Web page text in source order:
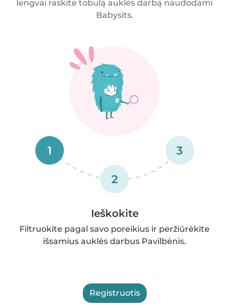
lengvai raskite tobulą auklės darbą naudodami
Babysits.
1
2
3
Ieškokite
Filtruokite pagal savo poreikius ir peržiūrėkite
išsamius auklės darbus Pavilbėnis.
Registruotis